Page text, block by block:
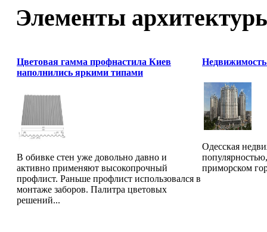
Элементы
Цветовая гамма профнастила Киев
наполнились яркими типами
В обивке стен уже довольно давно и
активно применяют высокопрочный
профлист. Раньше профлист использовался в
монтаже заборов. Палитра цветовых
решений...
Одесская
приморском